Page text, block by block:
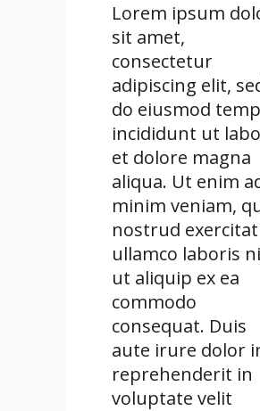
Lorem ipsum
sit amet,
consectetur
adipiscing elit,
do eiusmod
incididunt ut
et dolore magna
aliqua. Ut enim
minim veniam,
nostrud
ullamco laboris
ut aliquip ex ea
commodo
consequat. Duis
aute irure dolor
reprehenderit in
voluptate velit